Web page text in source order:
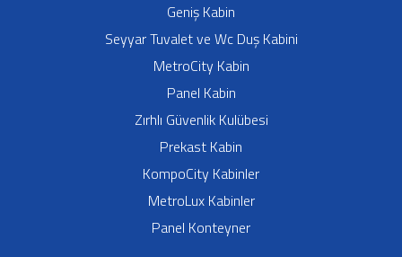
Geniş Kabin
Seyyar Tuvalet ve Wc Duş Kabini
MetroCity Kabin
Panel Kabin
Zırhlı Güvenlik Kulübesi
Prekast Kabin
KompoCity Kabinler
MetroLux Kabinler
Panel Konteyner